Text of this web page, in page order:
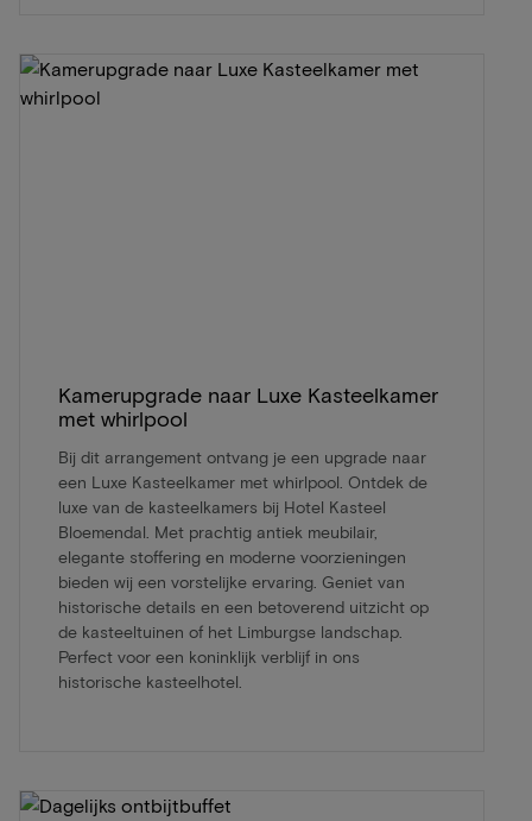
Kamerupgrade naar Luxe Kasteelkamer
met whirlpool
Bij dit arrangement ontvang je een upgrade naar
een Luxe Kasteelkamer met whirlpool. Ontdek de
luxe van de kasteelkamers bij Hotel Kasteel
Bloemendal. Met prachtig antiek meubilair,
elegante stoffering en moderne voorzieningen
bieden wij een vorstelijke ervaring. Geniet van
historische details en een betoverend uitzicht op
de kasteeltuinen of het Limburgse landschap.
Perfect voor een koninklijk verblijf in ons
historische kasteelhotel.